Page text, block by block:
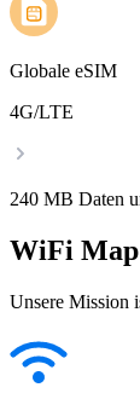
Globale eSIM
4G/LTE
240 MB Daten
WiFi
Unsere Mission